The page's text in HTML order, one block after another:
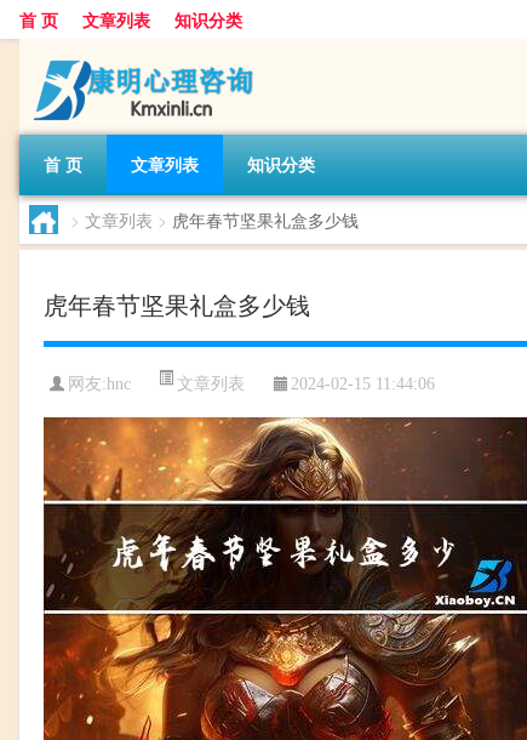
首 页 文章列表 知识分类
首 页 文章列表 知识分类
> 文章列表 > 虎年春节坚果礼盒多少钱
虎年春节坚果礼盒多少钱
网友:hnc 文章列表 2024-02-15 11:44:06